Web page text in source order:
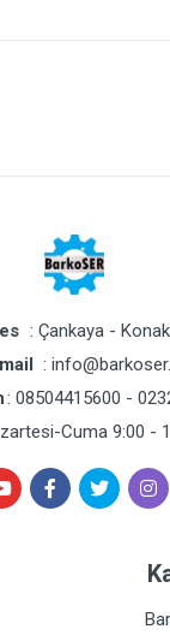
: Çankaya -
:
: 08504415600 -
Cuma 9:00 -